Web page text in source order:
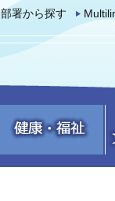
部署から探す